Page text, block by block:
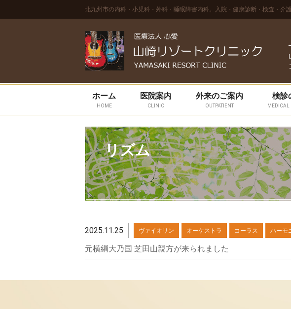
北九州市の内科・小児科・外科・睡眠障害内科。入院・健康診断・検査・介
ホーム
HOME
医院案内
CLINIC
外来のご案内
OUTPATIENT
検診
MEDICAL
リズム
2025.11.25 ヴァイオリン オーケストラ コーラス ハーモ
元横綱大乃国 芝田山親方が来られました